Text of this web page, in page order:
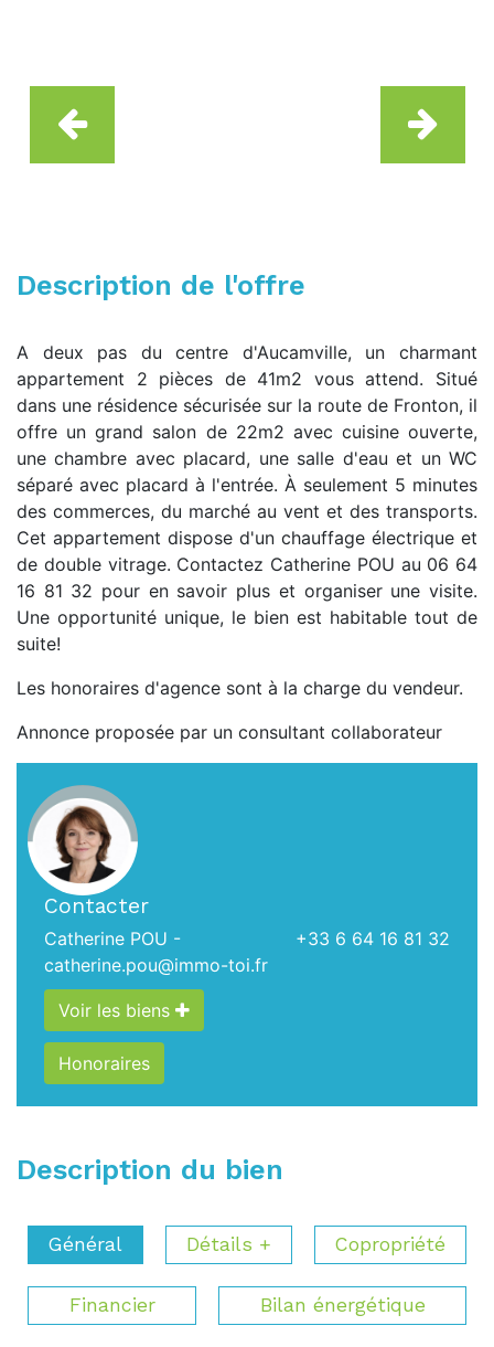
Description de l'offre
A deux pas du centre d'Aucamville, un charmant
appartement 2 pièces de 41m2 vous attend. Situé
dans une résidence sécurisée sur la route de Fronton, il
offre un grand salon de 22m2 avec cuisine ouverte,
une chambre avec placard, une salle d'eau et un WC
séparé avec placard à l'entrée. À seulement 5 minutes
des commerces, du marché au vent et des transports.
Cet appartement dispose d'un chauffage électrique et
de double vitrage. Contactez Catherine POU au 06 64
16 81 32 pour en savoir plus et organiser une visite.
Une opportunité unique, le bien est habitable tout de
suite!
Les honoraires d'agence sont à la charge du vendeur.
Annonce proposée par un consultant collaborateur
Contacter
Catherine POU -
+33 6 64 16 81 32
catherine.pou@immo-toi.fr
Voir les biens
Honoraires
Description du bien
Général Détails + Copropriété
Financier Bilan énergétique